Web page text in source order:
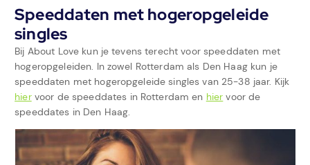
Speeddaten met hogeropgeleide
singles
Bij About Love kun je tevens terecht voor speeddaten met
hogeropgeleiden. In zowel Rotterdam als Den Haag kun je
speeddaten met hogeropgeleide singles van 25-38 jaar. Kijk
hiervoor de speeddates in Rotterdam en hier voor de
speeddates in Den Haag.